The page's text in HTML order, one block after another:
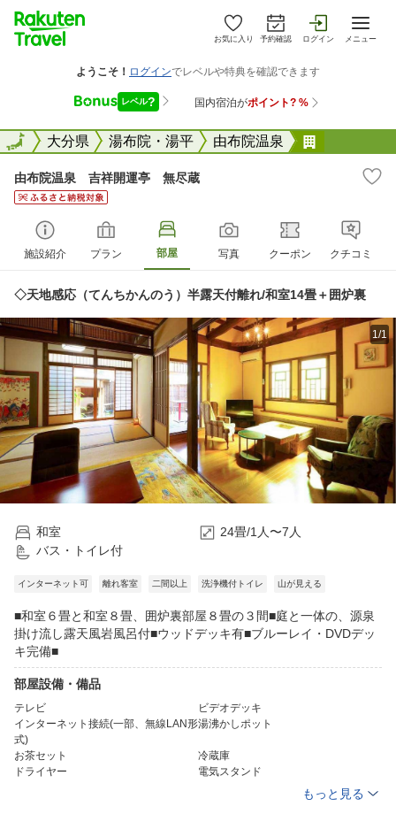
お気に入り 予約確認 ログイン メニュー
全国大分県 湯布院・湯平 由布院温泉
全国
由布院温泉 吉祥開運亭 無尽蔵
施設紹介 プラン 部屋 写真 クーポン クチコミ
◇天地感応（てんちかんのう）半露天付離れ/和室14畳＋囲炉裏
1/1
和室
24畳/1人〜7人
バス・トイレ付
インターネット可 離れ客室 二間以上 洗浄機付トイレ 山が見える
■和室６畳と和室８畳、囲炉裏部屋８畳の３間■庭と一体の、源泉
掛け流し露天風岩風呂付■ウッドデッキ有■ブルーレイ・DVDデッ
キ完備■
部屋設備・備品
テレビ
ビデオデッキ
インターネット接続(一部、無線LAN形
式)
湯沸かしポット
お茶セット
冷蔵庫
ドライヤー
電気スタンド
もっと見る